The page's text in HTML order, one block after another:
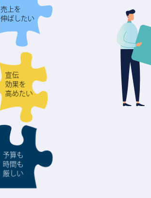
売上を
伸ばしたい
宣伝
効果を
高めたい
予算も
時間も
厳しい